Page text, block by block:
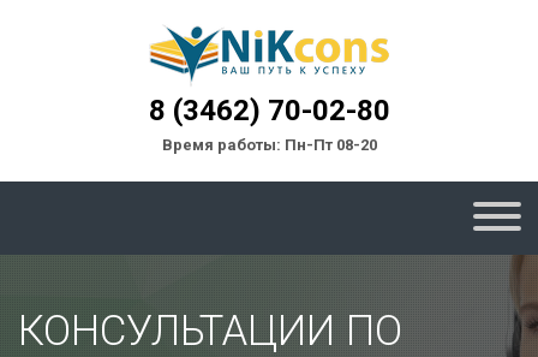
8 (3462) 70-02-80
Время работы: Пн-Пт 08-20
КОНСУЛЬТАЦИИ ПО